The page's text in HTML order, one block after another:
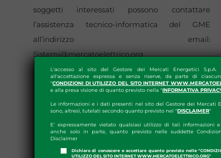
L'accesso al sito del Gestore dei Mercati Energetici S.p.A.
all'accettazione espressa e senza riserve, da parte di
"CONDIZIONI DI UTILIZZO DEL SITO INTERNET
e alla presa visione di quanto previsto nella "INFORMATIVA
Le informazioni e i dati presenti nel sito del Gestore dei Mercati
sono, altresì, tutelati secondo quanto previsto nel "DISCLAIMER"
E' espressamente vietato qualsiasi utilizzo di tali informazioni
anche solo in parte, quanto previsto nelle suddette
Disclaimer
Dichiaro di conoscere e accettare quanto previsto nelle
UTILIZZO DEL SITO INTERNET WWW.MERCATOELETTRICO.ORG"
soggetti interessati possono contattare
l’assistenza tecnico-informatica del GME
all’indirizzo email:
Sistemi@mercatoelettrico.org